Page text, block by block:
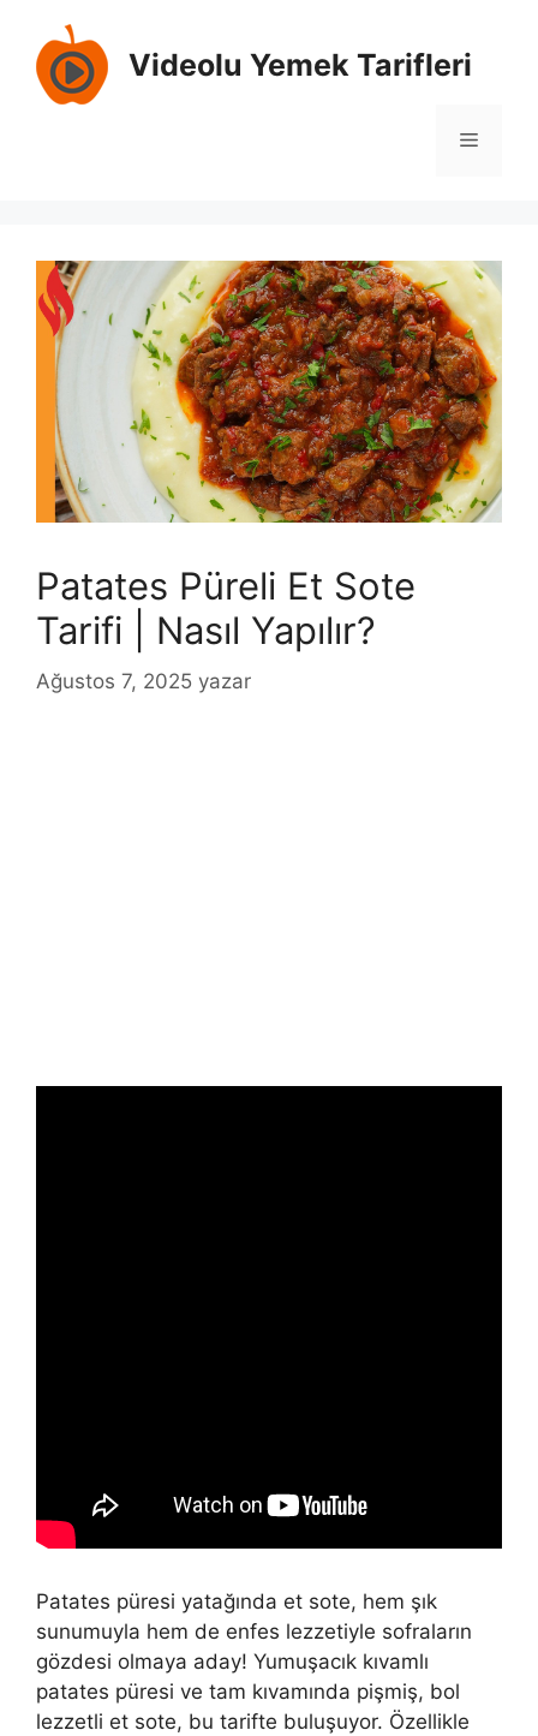
Videolu Yemek Tarifleri
Menü
Patates Püreli Et Sote
Tarifi | Nasıl Yapılır?
Ağustos 7, 2025 yazar
Patates püresi yatağında et sote, hem şık
sunumuyla hem de enfes lezzetiyle sofraların
gözdesi olmaya aday! Yumuşacık kıvamlı
patates püresi ve tam kıvamında pişmiş, bol
lezzetli et sote, bu tarifte buluşuyor. Özellikle